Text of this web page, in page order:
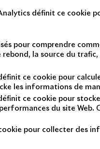
définit ce cookie
pour comprendre
rebond, la source du trafic,
ce cookie pour
les informations de
ce cookie pour
du site Web.
pour collecter des